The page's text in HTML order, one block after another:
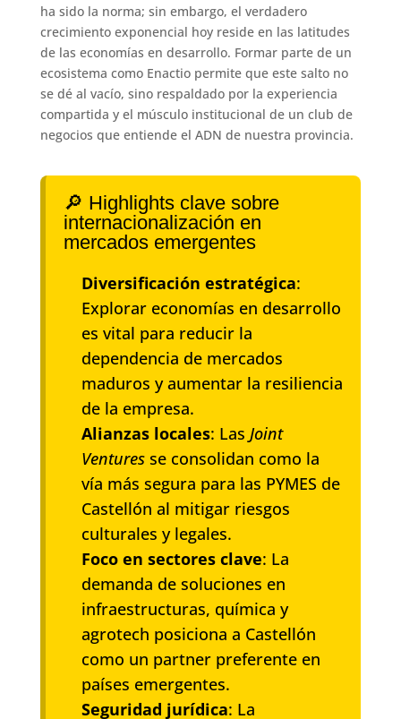
ha sido la norma; sin embargo, el verdadero
crecimiento exponencial hoy reside en las latitudes
de las economías en desarrollo. Formar parte de un
ecosistema como Enactio permite que este salto no
se dé al vacío, sino respaldado por la experiencia
compartida y el músculo institucional de un club de
negocios que entiende el ADN de nuestra provincia.
🔎 Highlights clave sobre
internacionalización en
mercados emergentes
Diversificación estratégica:
Explorar economías en desarrollo
es vital para reducir la
dependencia de mercados
maduros y aumentar la resiliencia
de la empresa.
Alianzas locales: Las Joint
Venturesse consolidan como la
vía más segura para las PYMES de
Castellón al mitigar riesgos
culturales y legales.
Foco en sectores clave: La
demanda de soluciones en
infraestructuras, química y
agrotech posiciona a Castellón
como un partner preferente en
países emergentes.
Seguridad jurídica: La